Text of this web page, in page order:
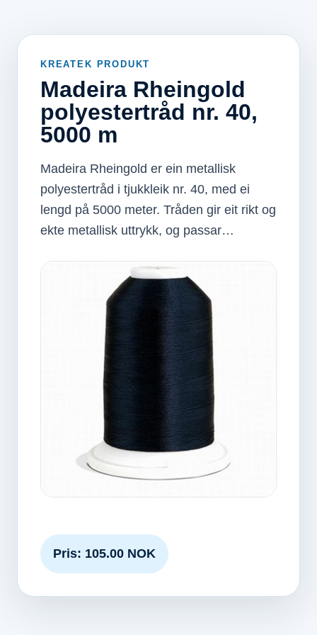
KREATEK PRODUKT
Madeira Rheingold
polyestertråd nr. 40,
5000 m
Madeira Rheingold er ein metallisk
polyestertråd i tjukkleik nr. 40, med ei
lengd på 5000 meter. Tråden gir eit rikt og
ekte metallisk uttrykk, og passar…
Pris: 105.00 NOK